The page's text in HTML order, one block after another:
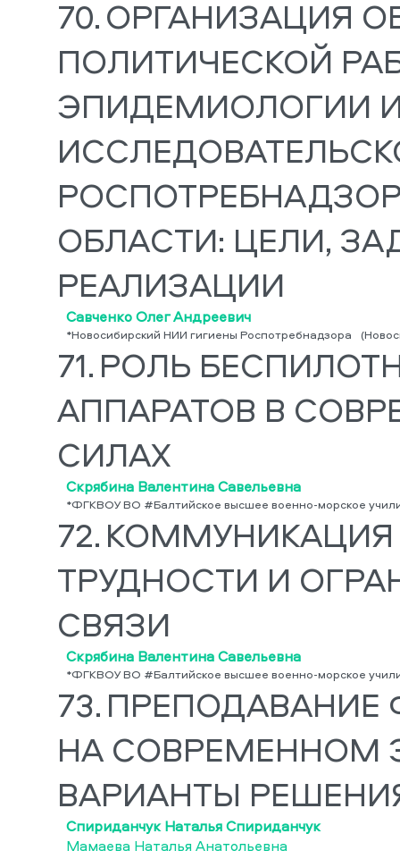
70.ОРГАНИЗАЦИЯ
ПОЛИТИЧЕСКОЙ
ЭПИДЕМИОЛОГИИ
ОБЛАСТИ: ЦЕЛИ,
РЕАЛИЗАЦИИ
Савченко Олег Андреевич
*Новосибирский НИИ гигиены Роспотребнадзора
71. РОЛЬ
АППАРАТОВ В
СИЛАХ
Скрябина Валентина Савельевна
*ФГКВОУ ВО #Балтийское высшее военно-морское
72.
ТРУДНОСТИ И
СВЯЗИ
Скрябина Валентина Савельевна
*ФГКВОУ ВО #Балтийское высшее военно-морское
73. ПРЕПОДАВАНИЕ
НА СОВРЕМЕННОМ
ВАРИАНТЫ
Спириданчук Наталья Спириданчук
Мамаева Наталья Анатольевна